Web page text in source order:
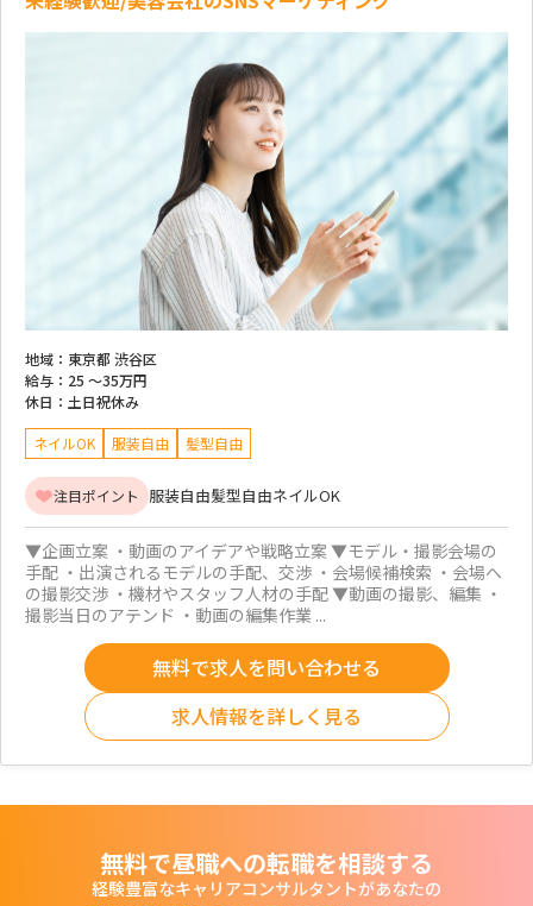
地域： 東京都 渋谷区
給与： 25 ～35万円
休日： 土日祝休み
ネイルOK 服装自由 髪型自由
注目ポイント 服装自由髪型自由ネイルOK
▼企画立案 ・動画のアイデアや戦略立案 ▼モデル・撮影会場の
手配 ・出演されるモデルの手配、交渉 ・会場候補検索 ・会場へ
の撮影交渉 ・機材やスタッフ人材の手配 ▼動画の撮影、編集 ・
撮影当日のアテンド ・動画の編集作業 ...
無料で求人を問い合わせる
求人情報を詳しく見る
無料で昼職への転職を相談する
経験豊富なキャリアコンサルタントがあなたの